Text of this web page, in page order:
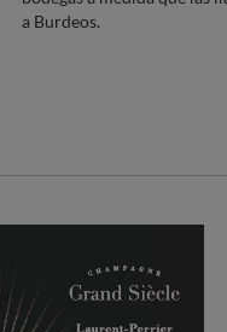
a Burdeos.